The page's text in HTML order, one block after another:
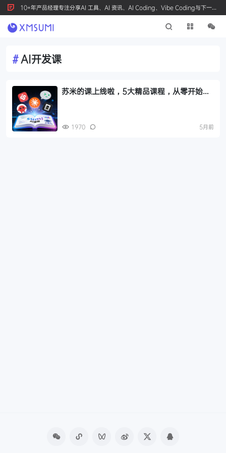
10+年产品经理专注分享AI 工具、AI 资讯、AI Coding、Vibe Coding与下一代
产品创新，按 Ctrl+D 收藏我们
#AI开发课
苏米的课上线啦，5大精品课程，从零开始学
1970 5月前